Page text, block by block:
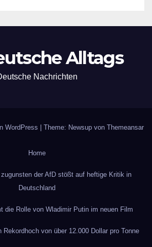
Alltags
Nachrichten
WordPress | Theme: Newsup von Themeansar
Home
der AfD stößt auf heftige Kritik in
Deutschland
die Rolle von Wladimir Putin im neuen Film
Rekordhoch von über 12.000 Dollar pro Tonne